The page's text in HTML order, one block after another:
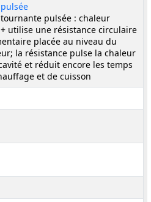
pulsée : chaleur
utilise une résistance circulaire
placée au niveau du
la résistance pulse la chaleur
et réduit encore les temps
et de cuisson